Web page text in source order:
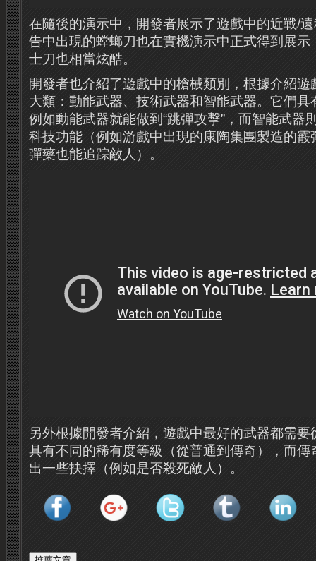
在隨後的演示中，開發者展示了遊戲中的近戰/
告中出現的螳螂刀也在實機演示中正式得到展示
士刀也相當炫酷。
開發者也介紹了遊戲中的槍械類別，根據介紹
大類：動能武器、技術武器和智能武器。它們
例如動能武器就能做到“跳彈攻擊”，而智能武器
科技功能（例如游戲中出現的康陶集團製造的霰
彈藥也能追踪敵人）。
另外根據開發者介紹，遊戲中最好的武器都需
具有不同的稀有度等級（從普通到傳奇），而傳
出一些抉擇（例如是否殺死敵人）。